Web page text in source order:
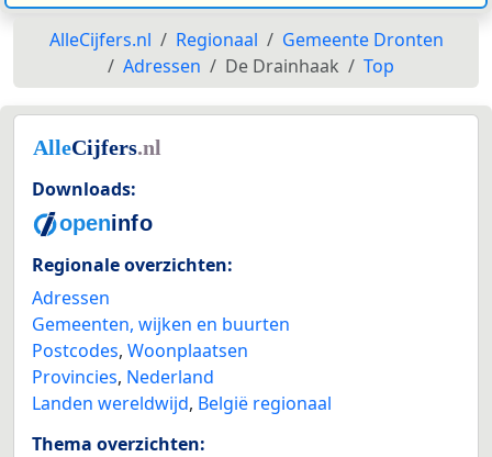
AlleCijfers.nl Regionaal
Gemeente Dronten
Adressen
De Drainhaak Top
Downloads:
Regionale overzichten:
Adressen
Gemeenten, wijken en buurten
Postcodes, Woonplaatsen
Provincies, Nederland
Landen wereldwijd, België regionaal
Thema overzichten: